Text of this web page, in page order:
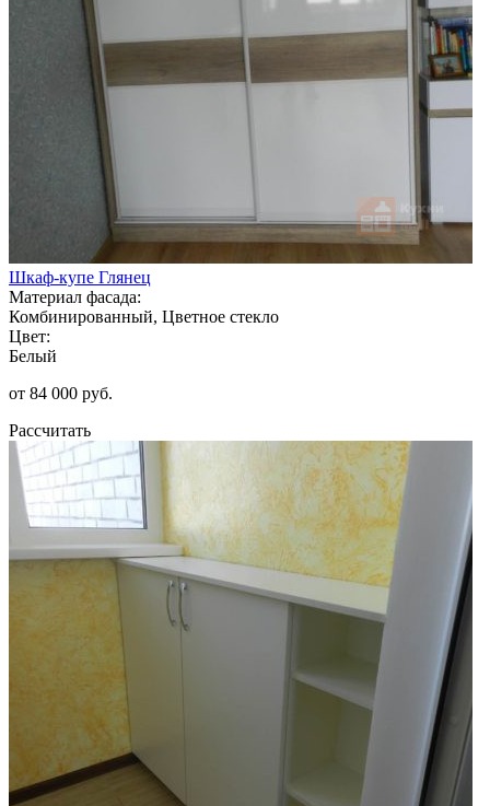
Шкаф-купе Глянец
Материал фасада:
Комбинированный, Цветное стекло
Цвет:
Белый
от 84 000 руб.
Рассчитать